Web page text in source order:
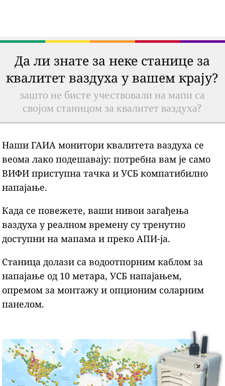
Да ли знате за неке станице за
квалитет ваздуха у вашем крају?
зашто не бисте учествовали на мапи са
својом станицом за квалитет ваздуха?
Наши ГАИА монитори квалитета ваздуха се
веома лако подешавају: потребна вам је само
ВИФИ приступна тачка и УСБ компатибилно
напајање.
Када се повежете, ваши нивои загађења
ваздуха у реалном времену су тренутно
доступни на мапама и преко АПИ-ја.
Станица долази са водоотпорним каблом за
напајање од 10 метара, УСБ напајањем,
опремом за монтажу и опционим соларним
панелом.